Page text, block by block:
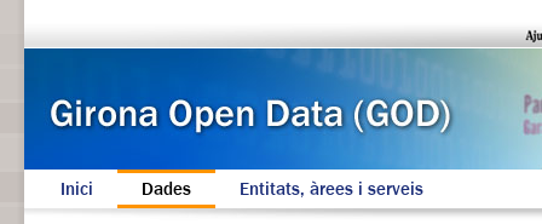
Inici Dades Entitats, àrees i serveis